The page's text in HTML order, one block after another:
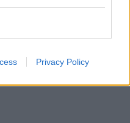
Privacy Policy